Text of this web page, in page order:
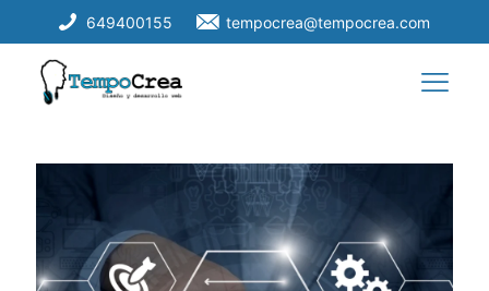
649400155 tempocrea@tempocrea.com